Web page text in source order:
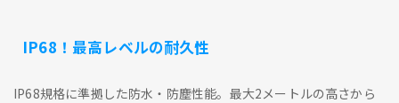
IP68！最高レベルの耐久性
IP68規格に準拠した防水・防塵性能。最大2メートルの高さから